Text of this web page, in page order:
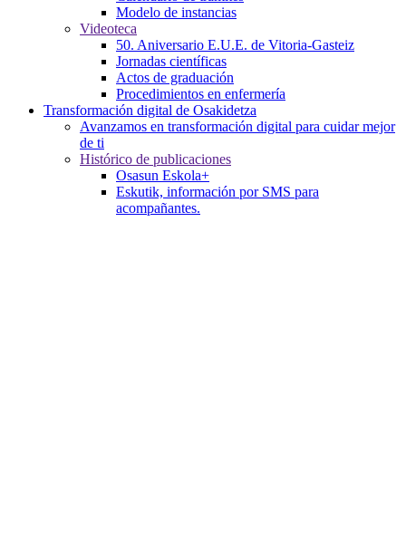
Modelo de instancias
Videoteca
50. Aniversario E.U.E. de Vitoria-Gasteiz
Jornadas científicas
Actos de graduación
Procedimientos en enfermería
Transformación digital de Osakidetza
Avanzamos en transformación digital para cuidar mejor
de ti
Histórico de publicaciones
Osasun Eskola+
Eskutik, información por SMS para
acompañantes.